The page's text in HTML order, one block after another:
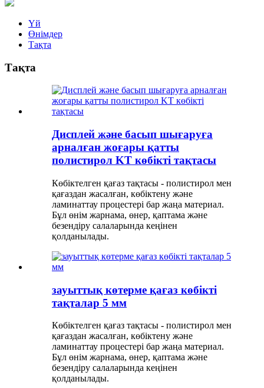
Үй
Өнімдер
Тақта
Тақта
Дисплей және басып шығаруға
арналған жоғары қатты
полистирол KT көбікті тақтасы
Көбіктелген қағаз тақтасы - полистирол мен
қағаздан жасалған, көбіктену және
ламинаттау процестері бар жаңа материал.
Бұл өнім жарнама, өнер, қаптама және
безендіру салаларында кеңінен
қолданылады.
зауыттық көтерме қағаз көбікті
тақталар 5 мм
Көбіктелген қағаз тақтасы - полистирол мен
қағаздан жасалған, көбіктену және
ламинаттау процестері бар жаңа материал.
Бұл өнім жарнама, өнер, қаптама және
безендіру салаларында кеңінен
қолданылады.